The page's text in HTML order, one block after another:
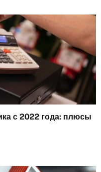
с 2022 года: плюсы